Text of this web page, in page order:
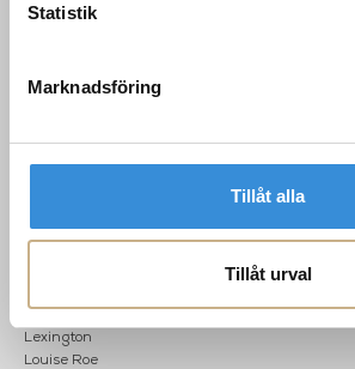
Statistik
Marknadsföring
Tillåt alla
Tillåt urval
Hållbarhet
Nyheter
Lexington
Louise Roe